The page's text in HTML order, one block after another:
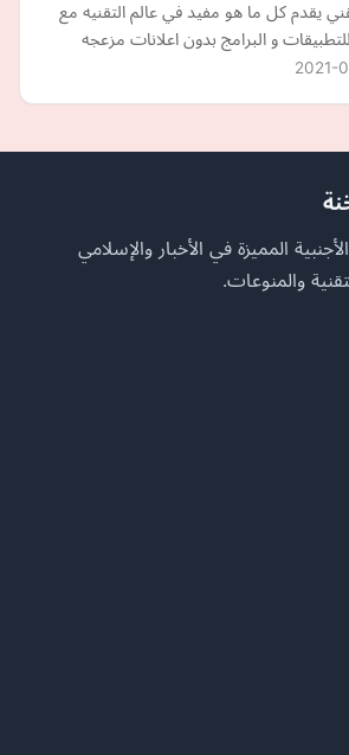
يقدم كل ما هو مفيد في عالم التقنيه مع
و البرامج بدون اعلانات مزعجه
2021-
المميزة في الأخبار والإسلامي
والمنوعات.